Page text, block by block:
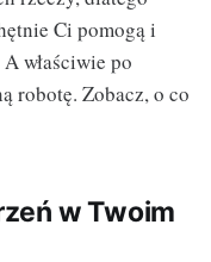
Ci pomogą i
właściwie po
robotę. Zobacz, o co
w Twoim